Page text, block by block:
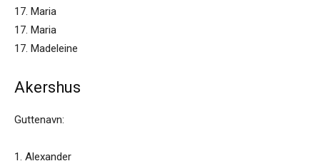
17. Maria
17. Maria
17. Madeleine
Akershus
Guttenavn:
1. Alexander